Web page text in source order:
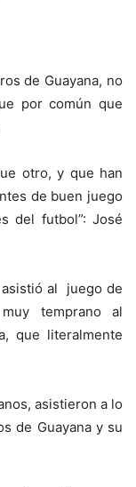
de Guayana, no
por común que
otro, y que han
de buen juego
del futbol”: José
asistió al juego de
temprano al
que literalmente
asistieron a lo
de Guayana y su